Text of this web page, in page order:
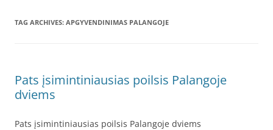
TAG ARCHIVES: APGYVENDINIMAS PALANGOJE
Pats įsimintiniausias poilsis Palangoje
dviems
Pats įsimintiniausias poilsis Palangoje dviems